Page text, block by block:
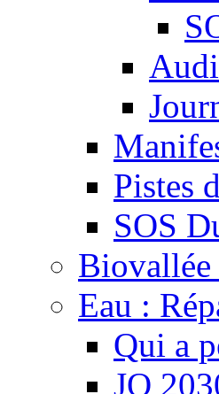
Pistes
SOS
Biovallée
Eau :
Qui a
JO